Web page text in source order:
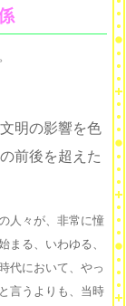
明の影響を色
前後を超えた
人々が、非常に憧
まる、いわゆる、
代において、やっ
言うよりも、当時